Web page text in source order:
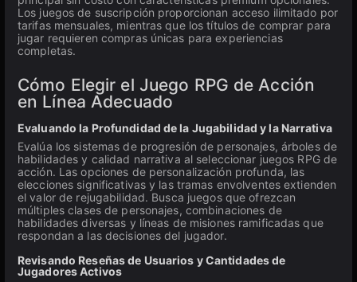
Los juegos de suscripción proporcionan acceso ilimitado por
tarifas mensuales, mientras que los títulos de comprar para
jugar requieren compras únicas para experiencias
completas.
Cómo Elegir el Juego RPG de Acción
en Línea Adecuado
Evaluando la Profundidad de la Jugabilidad y la Narrativa
Evalúa los sistemas de progresión de personajes, árboles de
habilidades y calidad narrativa al seleccionar juegos RPG de
acción. Las opciones de personalización profunda, las
elecciones significativas y las tramas envolventes extienden
el valor de rejugabilidad. Busca juegos que ofrezcan
múltiples clases de personajes, combinaciones de
habilidades diversas y líneas de misiones ramificadas que
respondan a las decisiones del jugador.
Revisando Reseñas de Usuarios y Cantidades de
Jugadores Activos